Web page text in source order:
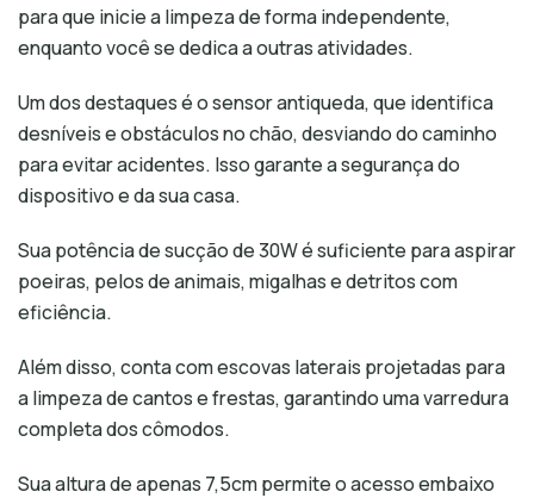
para que inicie a limpeza de forma independente,
enquanto você se dedica a outras atividades.
Um dos destaques é o sensor antiqueda, que identifica
desníveis e obstáculos no chão, desviando do caminho
para evitar acidentes. Isso garante a segurança do
dispositivo e da sua casa.
Sua potência de sucção de 30W é suficiente para aspirar
poeiras, pelos de animais, migalhas e detritos com
eficiência.
Além disso, conta com escovas laterais projetadas para
a limpeza de cantos e frestas, garantindo uma varredura
completa dos cômodos.
Sua altura de apenas 7,5cm permite o acesso embaixo